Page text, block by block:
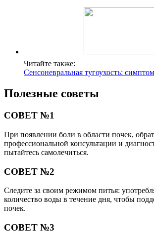
Читайте также:
Сенсоневральная тугоухость:
Полезные советы
СОВЕТ №1
При появлении боли в области почек,
профессиональной консультации и
пытайтесь самолечиться.
СОВЕТ №2
Следите за своим режимом питья:
количество воды в течение дня, чтобы
почек.
СОВЕТ №3